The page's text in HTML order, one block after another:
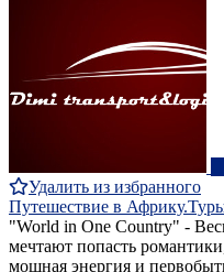
Удалить из избранного
Путешествие в
"World in One Country" -
мечтают попасть
мощная энергия и